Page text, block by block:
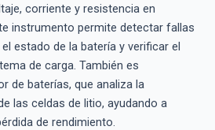
corriente y resistencia en
instrumento permite detectar fallas
estado de la batería y verificar el
de carga. También es
de baterías, que analiza la
las celdas de litio, ayudando a
de rendimiento.